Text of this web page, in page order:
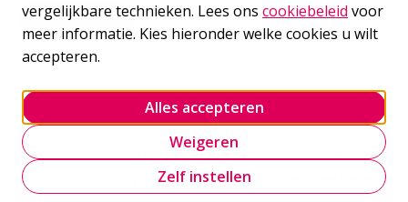
vergelijkbare technieken. Lees ons cookiebeleid voor
meer informatie. Kies hieronder welke cookies u wilt
accepteren.
Alles accepteren
Weigeren
Zelf instellen
Inschrijven
voor onze nieuwsbrief
Volg ons Goudappel LinkedIn
Goudappel BlueSky
Goudappel YouTube
Cookie policy
Onze leveringsvoorwaarden
Privacy statement
Cookie-instellingen beheren